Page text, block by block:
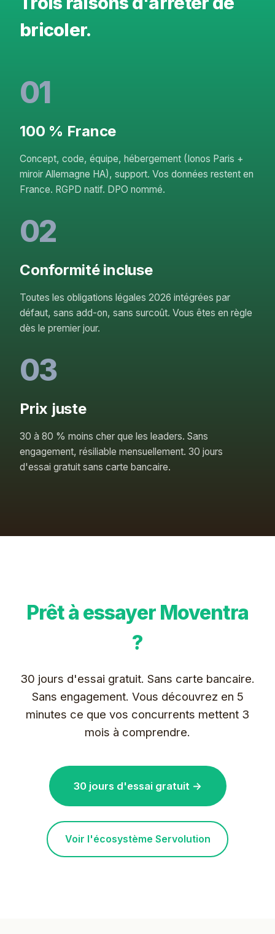
bricoler.
01
100 % France
Concept, code, équipe, hébergement (Ionos Paris +
miroir Allemagne HA), support. Vos données restent en
France. RGPD natif. DPO nommé.
02
Conformité incluse
Toutes les obligations légales 2026 intégrées par
défaut, sans add-on, sans surcoût. Vous êtes en règle
dès le premier jour.
03
Prix juste
30 à 80 % moins cher que les leaders. Sans
engagement, résiliable mensuellement. 30 jours
d'essai gratuit sans carte bancaire.
Prêt à essayer Moventra
?
30 jours d'essai gratuit. Sans carte bancaire.
Sans engagement. Vous découvrez en 5
minutes ce que vos concurrents mettent 3
mois à comprendre.
30 jours d'essai gratuit →
Voir l'écosystème Servolution